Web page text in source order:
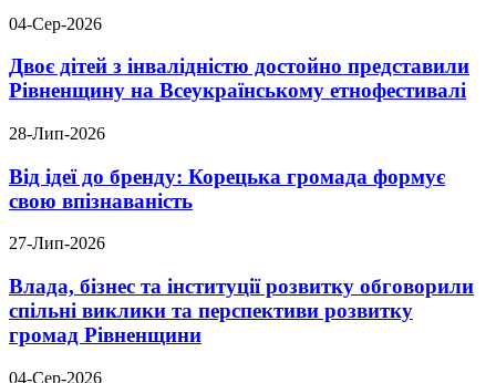
04-Сер-2026
Двоє дітей з інвалідністю достойно представили
Рівненщину на Всеукраїнському етнофестивалі
28-Лип-2026
Від ідеї до бренду: Корецька громада формує
свою впізнаваність
27-Лип-2026
Влада, бізнес та інституції розвитку обговорили
спільні виклики та перспективи розвитку
громад Рівненщини
04-Сер-2026